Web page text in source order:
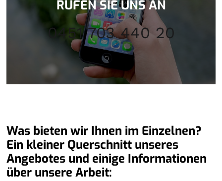
RUFEN SIE UNS AN
0451 703 440 20
Was bieten wir Ihnen im Einzelnen?
Ein kleiner Querschnitt unseres
Angebotes und einige Informationen
über unsere Arbeit: